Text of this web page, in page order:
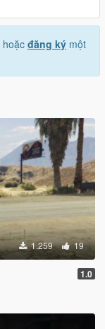
hoặc đăng ký một
1.259 19
1.0